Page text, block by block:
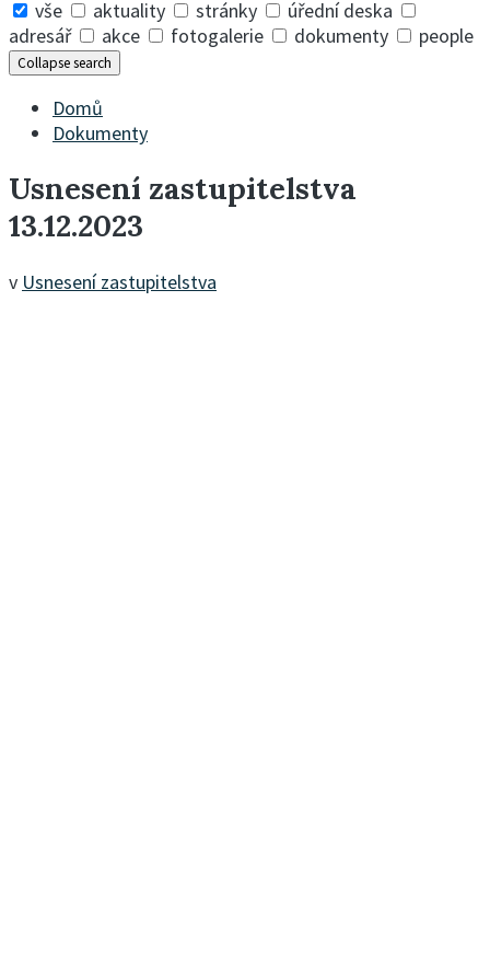
vše
aktuality stránky
úřední deska
adresář
akce fotogalerie dokumenty people
Collapse search
Domů
Dokumenty
Usnesení zastupitelstva
13.12.2023
v Usnesení zastupitelstva